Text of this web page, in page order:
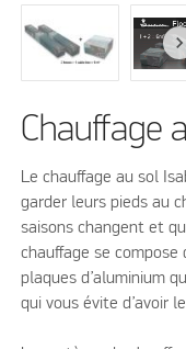
Chauffage
Le chauffage au sol
garder leurs pieds au
saisons changent et
chauffage se compose
plaques d’aluminium
qui vous évite d’avoir